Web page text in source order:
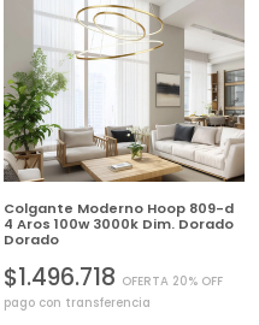
Colgante Moderno Hoop 809-d
4 Aros 100w 3000k Dim. Dorado
Dorado
$1.496.718 OFERTA 20% OFF
pago con transferencia